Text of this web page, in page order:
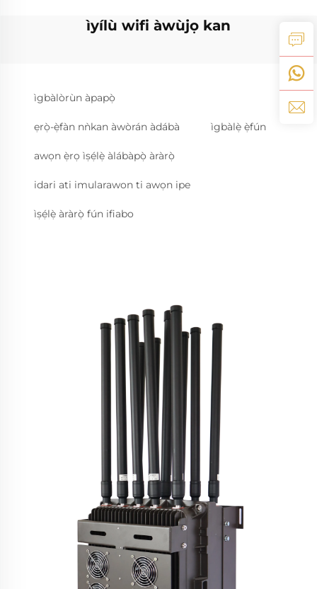
ìyílù wifi àwùjọ kan
ìgbàlòrùn àpapọ̀
ẹrọ̀-ẹ̀fàn nǹkan àwòrán àdábà ìgbàlẹ̀ ẹ̀fún
awọn ẹ̀rọ ìṣẹ́lẹ̀ àlábàpọ̀ àràrọ̀
idari ati imularawon ti awọn ipe
ìṣẹ́lẹ̀ àràrọ̀ fún ifiabo